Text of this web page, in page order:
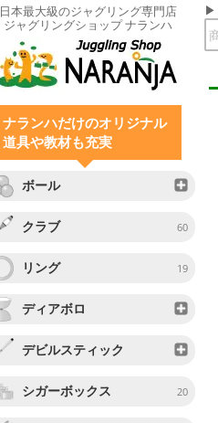
日本最大級のジャグリング専門店
ジャグリングショップ ナランハ
ナランハだけのオリジナル
道具や教材も充実
ボール
クラブ 60
リング 19
ディアボロ
デビルスティック
シガーボックス 20